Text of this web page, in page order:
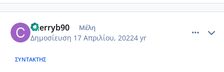
cherryb90 Μέλη
Δημοσίευση 17 Απριλίου, 20224 yr
ΣΥΝΤΆΚΤΗΣ